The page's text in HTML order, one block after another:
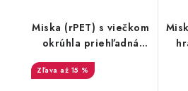
Miska (rPET) s viečkom
okrúhla priehľadná
až 15 %